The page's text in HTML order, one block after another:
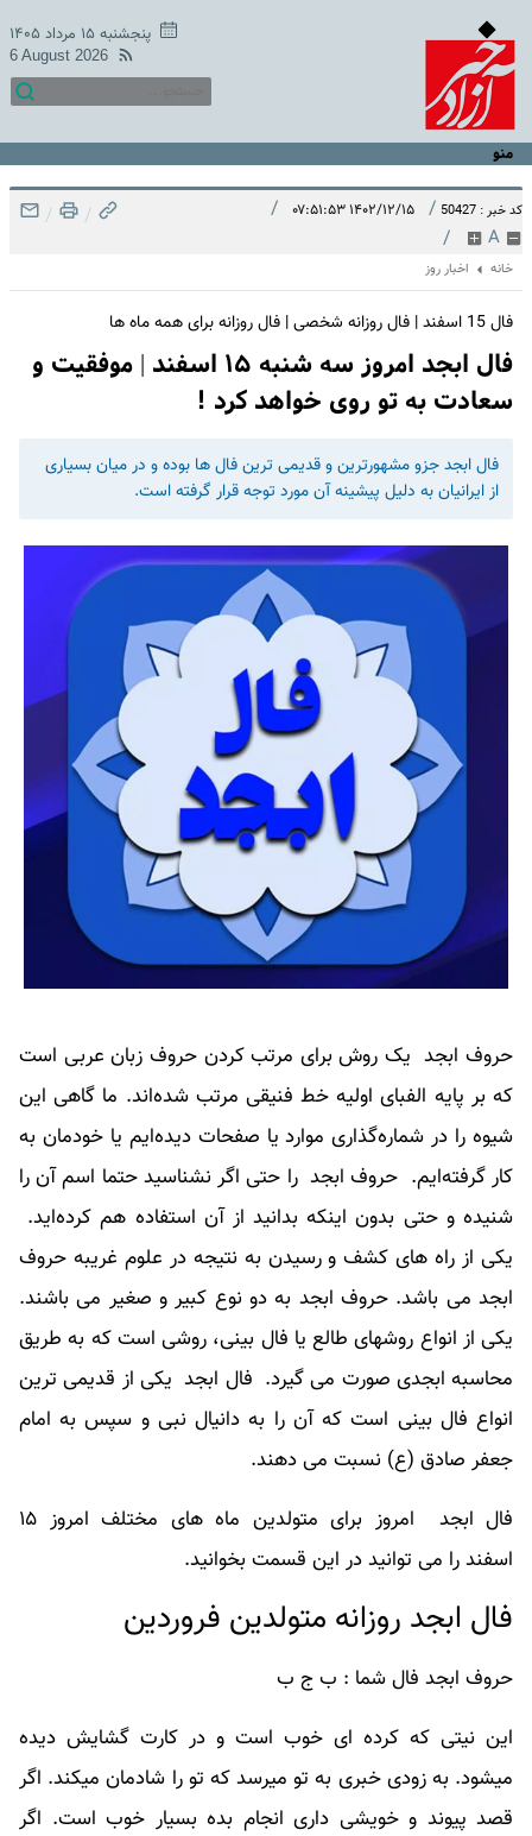
پنجشنبه ۱۵ مرداد ۱۴۰۵
6 August 2026
منو
کد خبر : 50427 / ۱۴۰۲/۱۲/۱۵ ۰۷:۵۱:۵۳ /
A
/
/
/
خانه اخبار روز
فال 15 اسفند | فال روزانه شخصی | فال روزانه برای همه ماه ها
فال ابجد امروز سه شنبه ۱۵ اسفند | موفقیت و
سعادت به تو روی خواهد کرد !
فال ابجد جزو مشهورترین و قدیمی ترین فال ها بوده و در میان بسیاری
از ایرانیان به دلیل پیشینه آن مورد توجه قرار گرفته است.
حروف ابجد یک روش برای مرتب کردن حروف زبان عربی است
که بر پایه الفبای اولیه خط فنیقی مرتب شده‌اند. ما گاهی این
شیوه را در شماره‌گذاری موارد یا صفحات دیده‌ایم یا خودمان به
کار گرفته‌ایم. حروف ابجد را حتی اگر نشناسید حتما اسم آن را
شنیده و حتی بدون اینکه بدانید از آن استفاده‌ هم کرده‌اید.
یکی از راه های کشف و رسیدن به نتیجه در علوم غریبه حروف
ابجد می باشد. حروف ابجد به دو نوع کبیر و صغیر می باشند.
یکی از انواع روشهای طالع یا فال بینی، روشی است که به طریق
محاسبه ابجدی صورت می گیرد. فال ابجد یکی از قدیمی ترین
انواع فال بینی است که آن را به دانیال نبی و سپس به امام
جعفر صادق (ع) نسبت می دهند.
فال ابجد امروز برای متولدین ماه های مختلف امروز ۱۵
اسفند را می توانید در این قسمت بخوانید.
فال ابجد روزانه متولدین فروردین
حروف ابجد فال شما : ب ج ب
این نیتی که کرده ای خوب است و در کارت گشایش دیده
میشود. به زودی خبری به تو میرسد که تو را شادمان میکند. اگر
قصد پیوند و خویشی داری انجام بده بسیار خوب است. اگر